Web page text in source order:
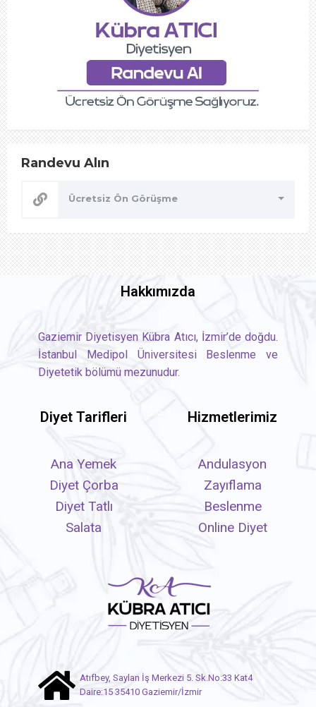
Randevu Alın
Ücretsiz Ön Görüşme
Hakkımızda
Gaziemir Diyetisyen Kübra Atıcı, İzmir’de doğdu.
İstanbul Medipol Üniversitesi Beslenme ve
Diyetetik bölümü mezunudur.
Diyet Tarifleri
Ana Yemek
Diyet Çorba
Diyet Tatlı
Salata
Hizmetlerimiz
Andulasyon
Zayıflama
Beslenme
Online Diyet
Atıfbey, Saylan İş Merkezi 5. Sk.No:33 Kat4
Daire:15 35410 Gaziemir/İzmir